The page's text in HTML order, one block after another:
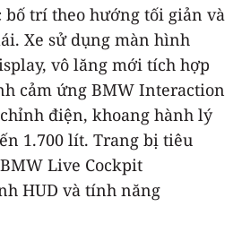
trí theo hướng tối giản và
Xe sử dụng màn hình
vô lăng mới tích hợp
cảm ứng BMW Interaction
chỉnh điện, khoang hành lý
1.700 lít. Trang bị tiêu
Live Cockpit
HUD và tính năng